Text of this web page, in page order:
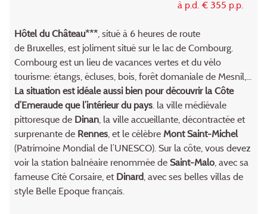
à p.d. € 355 p.p.
Hôtel du Château***, situé à 6 heures de route
de Bruxelles, est joliment situé sur le lac de Combourg.
Combourg est un lieu de vacances vertes et du vélo
tourisme: étangs, écluses, bois, forêt domaniale de Mesnil,...
La situation est idéale aussi bien pour découvrir la Côte
d’Emeraude que l’intérieur du pays. la ville médiévale
pittoresque de Dinan, la ville accueillante, décontractée et
surprenante de Rennes, et le célèbre Mont Saint-Michel
(Patrimoine Mondial de l’UNESCO). Sur la côte, vous devez
voir la station balnéaire renommée de Saint-Malo, avec sa
fameuse Cité Corsaire, et Dinard, avec ses belles villas de
style Belle Epoque français.